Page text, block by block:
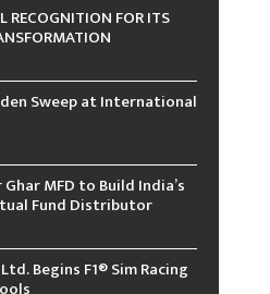
RECOGNITION FOR ITS
Sweep at International
MFD to Build India’s
Fund Distributor
Begins F1® Sim Racing